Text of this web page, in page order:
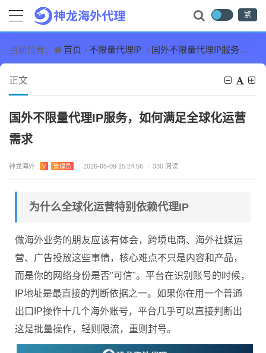
繁
当前位置： 首页 不限量代理IP 国外不限量代理IP服务，如何满足全球化运营需求
正文
国外不限量代理IP服务，如何满足全球化运营
需求
神龙海外 V 管理员 / 2026-05-09 15:24:56 / 330 阅读
为什么全球化运营特别依赖代理IP
做海外业务的朋友应该有体会，跨境电商、海外社媒运
营、广告投放这些事情，核心难点不只是内容和产品，
而是你的网络身份是否"可信"。平台在识别账号的时候，
IP地址是最直接的判断依据之一。如果你在用一个普通
出口IP操作十几个海外账号，平台几乎可以直接判断出
这是批量操作，轻则限流，重则封号。